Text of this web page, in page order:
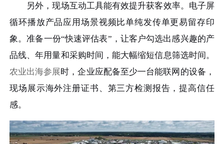
另外，现场互动工具能有效提升获客效率。电子屏
循环播放产品应用场景视频比单纯发传单更易留存印
象。准备一份“快速评估表”，让客户勾选出感兴趣的产
品线、年用量和采购时间，能大幅缩短信息筛选时间。
农业出海参展时，企业应配备至少一台能联网的设备，
现场展示海外注册证书、第三方检测报告，提高信任
感。